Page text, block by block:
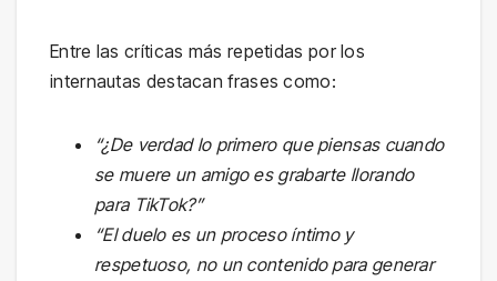
Entre las críticas más repetidas por los
internautas destacan frases como:
“¿De verdad lo primero que piensas cuando
se muere un amigo es grabarte llorando
para TikTok?”
“El duelo es un proceso íntimo y
respetuoso, no un contenido para generar